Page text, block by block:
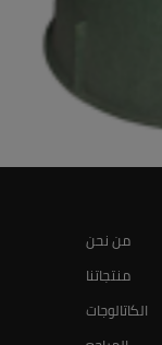
من نحن
منتجاتنا
الكاتالوجات